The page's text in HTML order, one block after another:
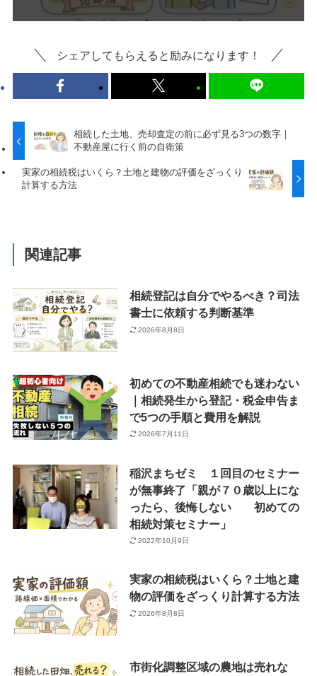
シェアしてもらえると励みになります！
相続した土地、売却査定の前に必ず見る3つの数字｜
不動産屋に行く前の自衛策
実家の相続税はいくら？土地と建物の評価をざっくり
計算する方法
関連記事
相続登記は自分でやるべき？司法
書士に依頼する判断基準
2026年8月8日
初めての不動産相続でも迷わない
｜相続発生から登記・税金申告ま
で5つの手順と費用を解説
2026年7月11日
稲沢まちゼミ １回目のセミナー
が無事終了「親が７０歳以上にな
ったら、後悔しない 初めての
相続対策セミナー」
2022年10月9日
実家の相続税はいくら？土地と建
物の評価をざっくり計算する方法
2026年8月8日
市街化調整区域の農地は売れな